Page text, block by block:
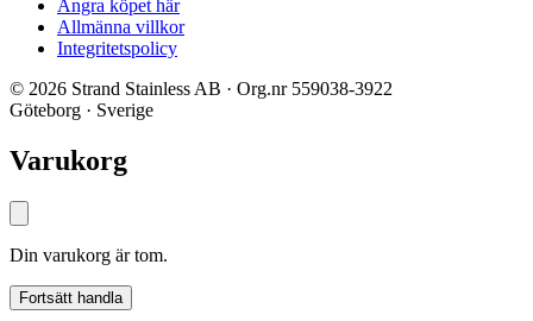
Ångra köpet här
Allmänna villkor
Integritetspolicy
© 2026 Strand Stainless AB · Org.nr 559038-3922
Göteborg · Sverige
Varukorg
Din varukorg är tom.
Fortsätt handla